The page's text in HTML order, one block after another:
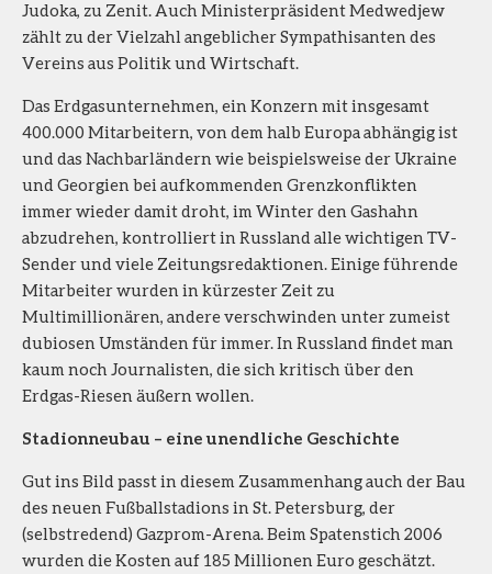
Judoka, zu Zenit. Auch Ministerpräsident Medwedjew
zählt zu der Vielzahl angeblicher Sympathisanten des
Vereins aus Politik und Wirtschaft.
Das Erdgasunternehmen, ein Konzern mit insgesamt
400.000 Mitarbeitern, von dem halb Europa abhängig ist
und das Nachbarländern wie beispielsweise der Ukraine
und Georgien bei aufkommenden Grenzkonflikten
immer wieder damit droht, im Winter den Gashahn
abzudrehen, kontrolliert in Russland alle wichtigen TV-
Sender und viele Zeitungsredaktionen. Einige führende
Mitarbeiter wurden in kürzester Zeit zu
Multimillionären, andere verschwinden unter zumeist
dubiosen Umständen für immer. In Russland findet man
kaum noch Journalisten, die sich kritisch über den
Erdgas-Riesen äußern wollen.
Stadionneubau – eine unendliche Geschichte
Gut ins Bild passt in diesem Zusammenhang auch der Bau
des neuen Fußballstadions in St. Petersburg, der
(selbstredend) Gazprom-Arena. Beim Spatenstich 2006
wurden die Kosten auf 185 Millionen Euro geschätzt.